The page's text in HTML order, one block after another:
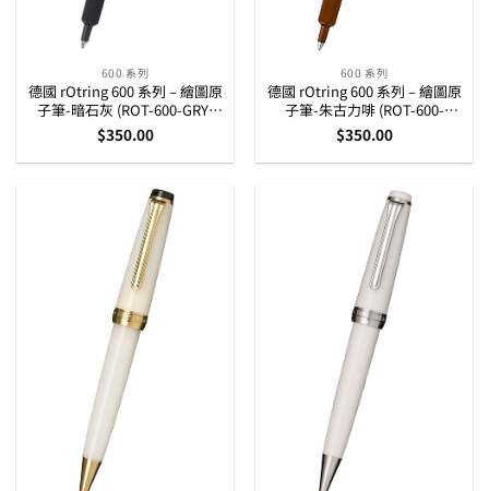
600 系列
德國 rOtring 600 系列 – 繪圖原
子筆-暗石灰 (ROT-600-GRY-
BP)
$350.00
600 系列
德國 rOtring 600 系列 – 繪圖原
子筆-朱古力啡 (ROT-600-
CHOCO-BP)
$350.00